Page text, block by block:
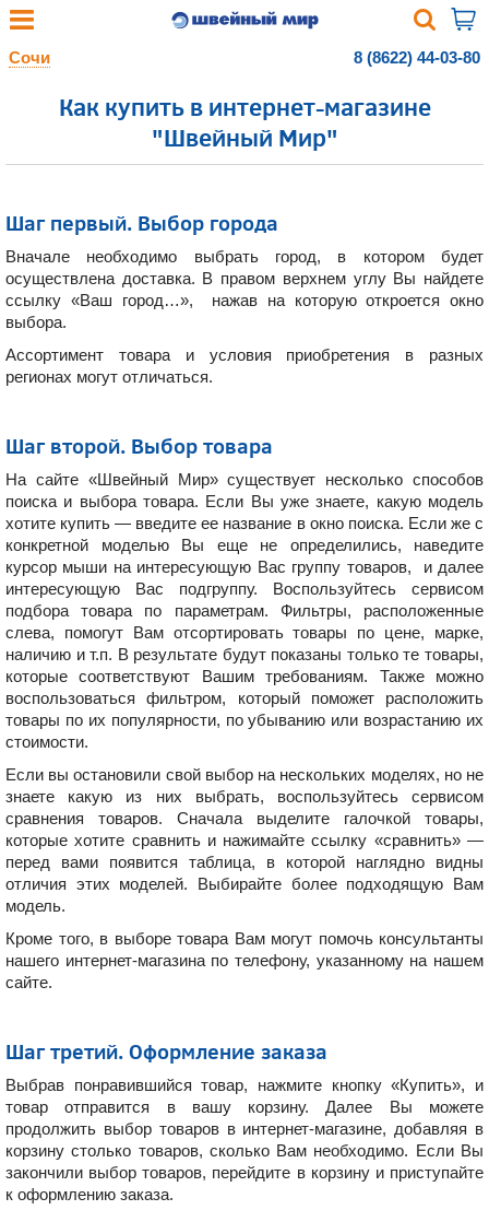
Сочи 8 (8622) 44-03-80
Как купить в интернет-магазине
"Швейный Мир"
Шаг первый. Выбор города
Вначале необходимо выбрать город, в котором будет
осуществлена доставка. В правом верхнем углу Вы найдете
ссылку «Ваш город…», нажав на которую откроется окно
выбора.
Ассортимент товара и условия приобретения в разных
регионах могут отличаться.
Шаг второй. Выбор товара
На сайте «Швейный Мир» существует несколько способов
поиска и выбора товара. Если Вы уже знаете, какую модель
хотите купить — введите ее название в окно поиска. Если же с
конкретной моделью Вы еще не определились, наведите
курсор мыши на интересующую Вас группу товаров, и далее
интересующую Вас подгруппу. Воспользуйтесь сервисом
подбора товара по параметрам. Фильтры, расположенные
слева, помогут Вам отсортировать товары по цене, марке,
наличию и т.п. В результате будут показаны только те товары,
которые соответствуют Вашим требованиям. Также можно
воспользоваться фильтром, который поможет расположить
товары по их популярности, по убыванию или возрастанию их
стоимости.
Если вы остановили свой выбор на нескольких моделях, но не
знаете какую из них выбрать, воспользуйтесь сервисом
сравнения товаров. Сначала выделите галочкой товары,
которые хотите сравнить и нажимайте ссылку «сравнить» —
перед вами появится таблица, в которой наглядно видны
отличия этих моделей. Выбирайте более подходящую Вам
модель.
Кроме того, в выборе товара Вам могут помочь консультанты
нашего интернет-магазинапо телефону, указанному на нашем
сайте.
Шаг третий. Оформление заказа
Выбрав понравившийся товар, нажмите кнопку «Купить», и
товар отправится в вашу корзину. Далее Вы можете
продолжить выбор товаров в интернет-магазине, добавляя в
корзину столько товаров, сколько Вам необходимо. Если Вы
закончили выбор товаров, перейдите в корзину и приступайте
к оформлению заказа.